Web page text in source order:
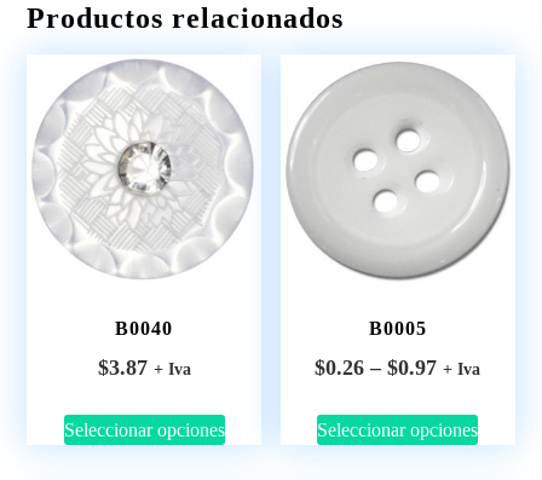
Productos relacionados
B0040
$3.87 + Iva
Seleccionar opciones
B0005
$0.26 – $0.97 + Iva
Seleccionar opciones